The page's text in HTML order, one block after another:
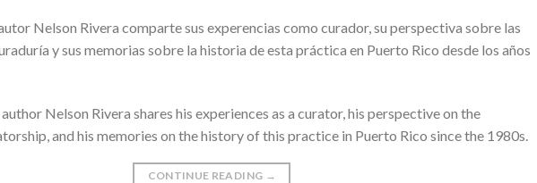
Nelson Rivera comparte sus experencias como curador, su perspectiva sobre las
y sus memorias sobre la historia de esta práctica en Puerto Rico desde los años
Nelson Rivera shares his experiences as a curator, his perspective on the
and his memories on the history of this practice in Puerto Rico since the 1980s.
CONTINUE READING →